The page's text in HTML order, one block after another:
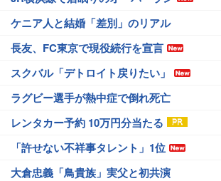
ケニア人と結婚「差別」のリアル
長友、FC東京で現役続行を宣言
スクバル「デトロイト戻りたい」
ラグビー選手が熱中症で倒れ死亡
レンタカー予約 10万円分当たる
「許せない不祥事タレント」1位
大倉忠義「鳥貴族」実父と初共演